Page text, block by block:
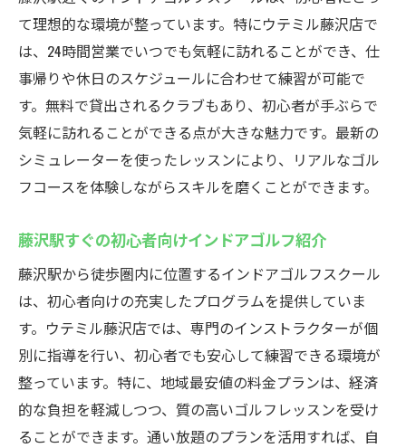
て理想的な環境が整っています。特にウテミル藤沢店で
は、24時間営業でいつでも気軽に訪れることができ、仕
事帰りや休日のスケジュールに合わせて練習が可能で
す。無料で貸出されるクラブもあり、初心者が手ぶらで
気軽に訪れることができる点が大きな魅力です。最新の
シミュレーターを使ったレッスンにより、リアルなゴル
フコースを体験しながらスキルを磨くことができます。
藤沢駅すぐの初心者向けインドアゴルフ紹介
藤沢駅から徒歩圏内に位置するインドアゴルフスクール
は、初心者向けの充実したプログラムを提供していま
す。ウテミル藤沢店では、専門のインストラクターが個
別に指導を行い、初心者でも安心して練習できる環境が
整っています。特に、地域最安値の料金プランは、経済
的な負担を軽減しつつ、質の高いゴルフレッスンを受け
ることができます。通い放題のプランを活用すれば、自